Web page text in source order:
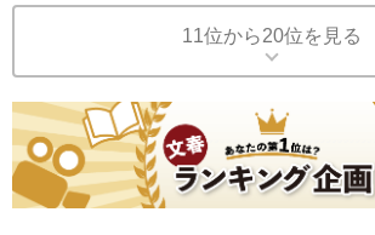
11位から20位を見る